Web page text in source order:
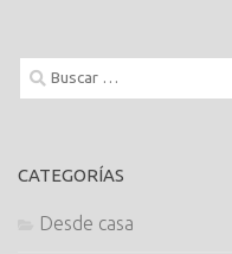
Buscar:
CATEGORÍAS
Desde casa